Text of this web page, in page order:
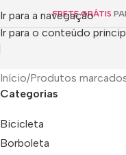
Ir para a navegação
Ir para o conteúdo
FRETE GRÁTIS
Início Produtos
Categorias
Bicicleta
Borboleta